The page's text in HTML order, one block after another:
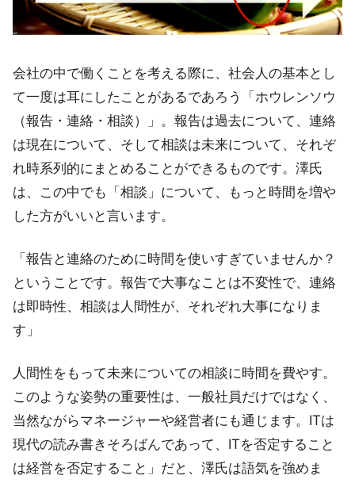
会社の中で働くことを考える際に、社会人の基本とし
て一度は耳にしたことがあるであろう「ホウレンソウ
（報告・連絡・相談）」。報告は過去について、連絡
は現在について、そして相談は未来について、それぞ
れ時系列的にまとめることができるものです。澤氏
は、この中でも「相談」について、もっと時間を増や
した方がいいと言います。
「報告と連絡のために時間を使いすぎていませんか？
ということです。報告で大事なことは不変性で、連絡
は即時性、相談は人間性が、それぞれ大事になりま
す」
人間性をもって未来についての相談に時間を費やす。
このような姿勢の重要性は、一般社員だけではなく、
当然ながらマネージャーや経営者にも通じます。ITは
現代の読み書きそろばんであって、ITを否定すること
は経営を否定すること」だと、澤氏は語気を強めま